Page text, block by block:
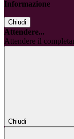
Informazione
Chiudi
Attendere...
Attendere il
Chiudi